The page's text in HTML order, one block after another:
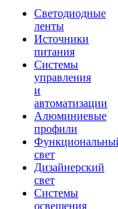
Светодиодные
ленты
Источники
питания
Системы
управления
и
автоматизации
Алюминиевые
профили
свет
Дизайнерский
свет
Системы
освещения